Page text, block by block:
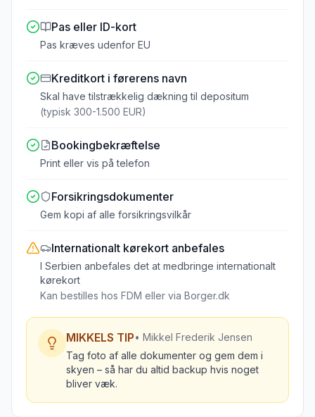
Pas eller ID-kort
Pas kræves udenfor EU
Kreditkort i førerens navn
Skal have tilstrækkelig dækning til depositum
(typisk 300-1.500 EUR)
Bookingbekræftelse
Print eller vis på telefon
Forsikringsdokumenter
Gem kopi af alle forsikringsvilkår
Internationalt kørekort anbefales
I Serbien anbefales det at medbringe internationalt
kørekort
Kan bestilles hos FDM eller via Borger.dk
MIKKELS TIP• Mikkel Frederik Jensen
Tag foto af alle dokumenter og gem dem i
skyen – så har du altid backup hvis noget
bliver væk.